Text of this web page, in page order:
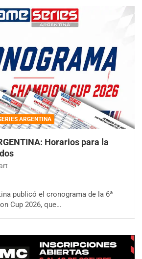
ARGENTINA
Horarios para la
publicó el cronograma de la 6ª
Cup 2026, que…